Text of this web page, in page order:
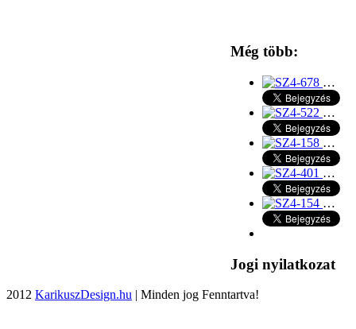
Még több:
…
…
…
…
…
Jogi nyilatkozat
2012 KarikuszDesign.hu | Minden jog Fenntartva!